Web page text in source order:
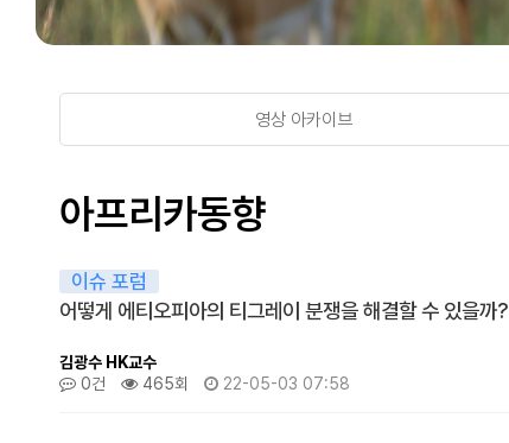
영상 아카이브
아프리카동향
이슈 포럼
어떻게 에티오피아의 티그레이 분쟁을 해결할 수 있을까?
김광수 HK교수
0건
465회 22-05-03 07:58